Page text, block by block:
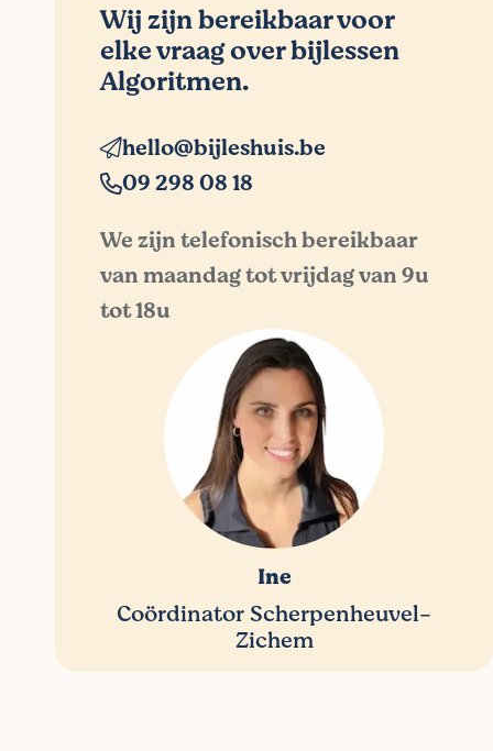
Wij zijn bereikbaar voor
elke vraag over bijlessen
Algoritmen.
hello@bijleshuis.be
09 298 08 18
We zijn telefonisch bereikbaar
van maandag tot vrijdag van 9u
tot 18u
Ine
Coördinator Scherpenheuvel-
Zichem